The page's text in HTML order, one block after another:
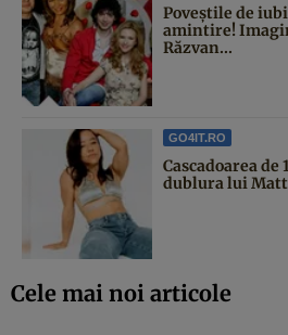
Poveştile de
amintire!
Răzvan...
GO4IT.RO
Cascadoarea de
dublura lui Matt
Cele mai noi articole